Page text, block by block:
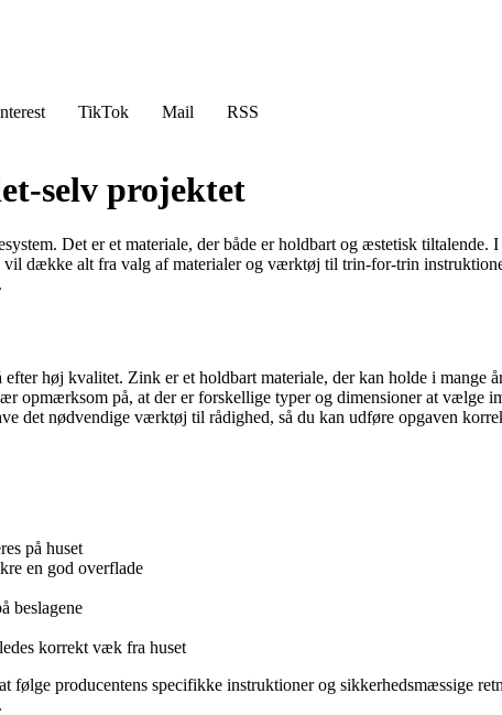
TikTok Mail
RSS
selv projektet
Det er et materiale, der både er holdbart og æstetisk
dække alt fra valg af materialer og værktøj til trin-for-trin
høj kvalitet. Zink er et holdbart materiale, der kan holde i mange
opmærksom på, at der er forskellige typer og dimensioner at vælge
det nødvendige værktøj til rådighed, så du kan udføre opgaven
på huset
en god overflade
beslagene
korrekt væk fra huset
producentens specifikke instruktioner og sikkerhedsmæssige